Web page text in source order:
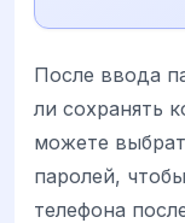
После ввода
ли сохранять
можете
паролей,
телефона